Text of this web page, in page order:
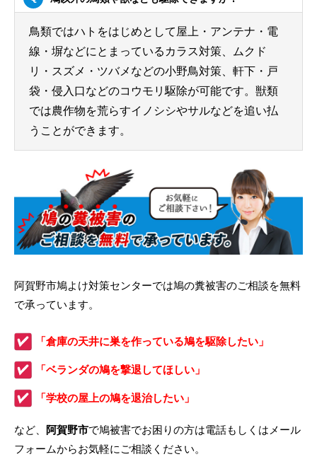
鳥類ではハトをはじめとして屋上・アンテナ・電
線・塀などにとまっているカラス対策、ムクド
リ・スズメ・ツバメなどの小野鳥対策、軒下・戸
袋・侵入口などのコウモリ駆除が可能です。獣類
では農作物を荒らすイノシシやサルなどを追い払
うことができます。
阿賀野市鳩よけ対策センターでは鳩の糞被害のご相談を無料
で承っています。
「倉庫の天井に巣を作っている鳩を駆除したい」
「ベランダの鳩を撃退してほしい」
「学校の屋上の鳩を退治したい」
など、 阿賀野市で鳩被害でお困りの方は電話もしくはメール
フォームからお気軽にご相談ください。